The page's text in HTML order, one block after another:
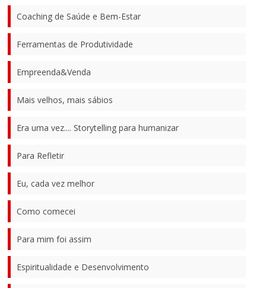
Coaching de Saúde e Bem-Estar
Ferramentas de Produtividade
Empreenda&Venda
Mais velhos, mais sábios
Era uma vez.... Storytelling para humanizar
Para Refletir
Eu, cada vez melhor
Como comecei
Para mim foi assim
Espiritualidade e Desenvolvimento